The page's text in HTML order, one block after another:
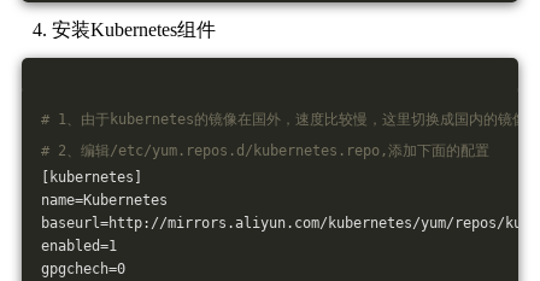
安装Kubernetes组件
# 1、由于kubernetes的镜像在国外，速度比较慢，这里切换成国内的镜像源
# 2、编辑/etc/yum.repos.d/kubernetes.repo,添加下面的配置
[kubernetes]
name=Kubernetes
baseurl=http://mirrors.aliyun.com/kubernetes/yum/repos/
enabled=1
gpgchech=0